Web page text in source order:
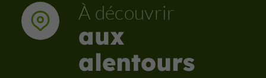
À découvrir
aux
alentours